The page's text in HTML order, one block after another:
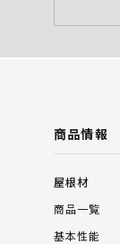
商品情報
屋根材
商品一覧
基本性能